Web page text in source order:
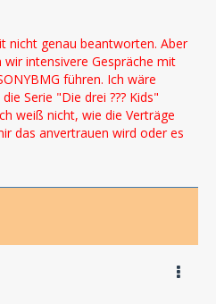
nicht genau beantworten. Aber
intensivere Gespräche mit
führen. Ich wäre
Serie "Die drei ??? Kids"
weiß nicht, wie die Verträge
das anvertrauen wird oder es